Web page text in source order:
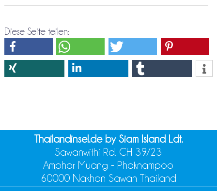
Diese Seite teilen:
Thailandinsel.de by Siam Island Ldt.
Sawanwithi Rd. CH 39/23
Amphor Muang - Phaknampoo
60000 Nakhon Sawan Thailand